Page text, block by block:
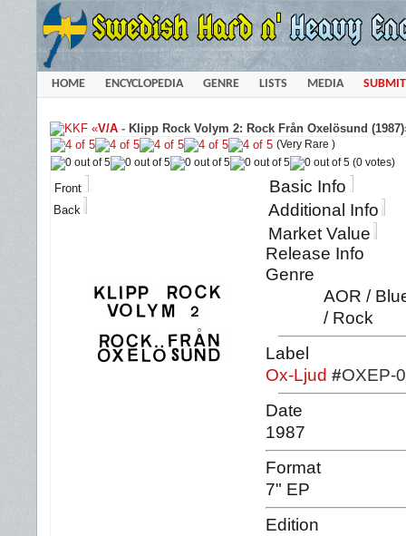
HOME ENCYCLOPEDIA GENRE LISTS MEDIA SUBMIT
«V/A - Klipp Rock Volym 2: Rock Från Oxelösund (1987)
(Very Rare )
(0 votes)
Front
Back
Basic Info
Additional Info
Market Value
Release Info
Genre
AOR /
/ Rock
Label
Ox-Ljud #OXEP-
Date
1987
Format
7" EP
Edition